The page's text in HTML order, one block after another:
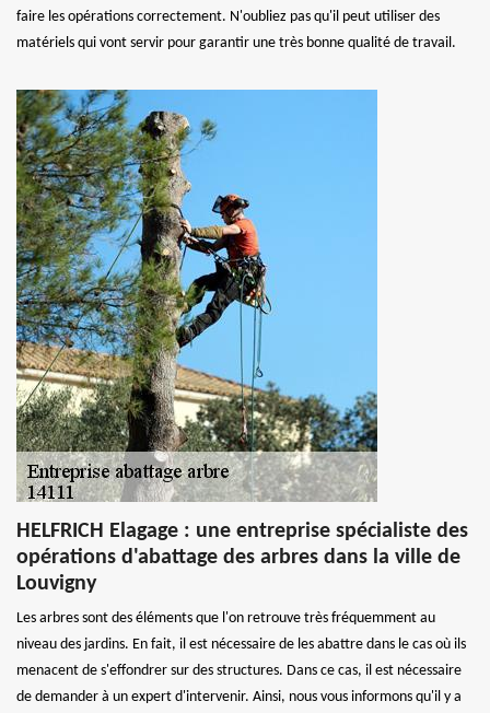
faire les opérations correctement. N'oubliez pas qu'il peut utiliser des
matériels qui vont servir pour garantir une très bonne qualité de travail.
HELFRICH Elagage : une entreprise spécialiste des
opérations d'abattage des arbres dans la ville de
Louvigny
Les arbres sont des éléments que l'on retrouve très fréquemment au
niveau des jardins. En fait, il est nécessaire de les abattre dans le cas où ils
menacent de s'effondrer sur des structures. Dans ce cas, il est nécessaire
de demander à un expert d'intervenir. Ainsi, nous vous informons qu'il y a